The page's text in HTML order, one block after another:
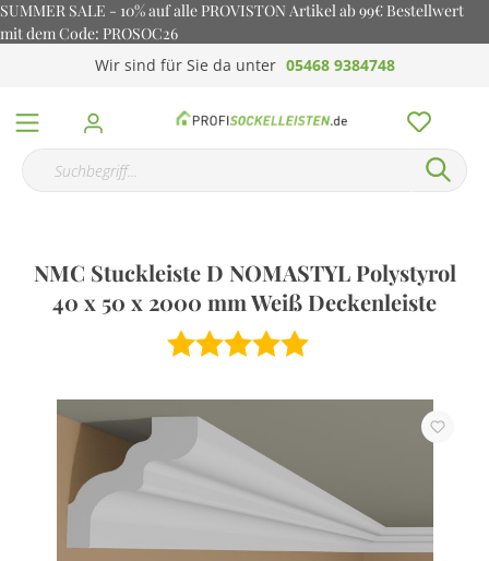
SUMMER SALE - 10% auf alle PROVISTON Artikel ab 99€ Bestellwert
mit dem Code: PROSOC26
Wir sind für Sie da unter 05468 9384748
NMC Stuckleiste D NOMASTYL Polystyrol
40 x 50 x 2000 mm Weiß Deckenleiste